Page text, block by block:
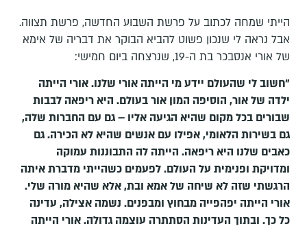
הייתי שמחה לכתוב על פרשת השבוע החדשה, פרשת תצווה.
אבל נראה לי שנכון פשוט להביא הבוקר את דבריה של אימא
של אורי אנסבכר בת ה-19, שנרצחה ביום חמישי:
"חשוב לי שהעולם יידע מי הייתה אורי שלנו. אורי הייתה
ילדה של אור, הוסיפה המון אור בעולם. היא ריפאה לבבות
שבורים בכל מקום שהיא הגיעה אליו – גם עם החברות שלה,
גם בשירות הלאומי, אפילו עם אנשים שהיא לא הכירה. גם
כאבים שלנו היא ריפאה. הייתה לה התבוננות עמוקה
ומדויקת ופנימית על העולם. לפעמים כשהייתי מדברת איתה
הרגשתי שזה לא שיחה של אמא ובת, אלא שהיא מורה שלי.
אורי הייתה יפהפייה מבחוץ ומבפנים. נשמה אצילה, עדינה
כל כך. ובתוך העדינות הסתתרה עוצמה גדולה. אורי הייתה